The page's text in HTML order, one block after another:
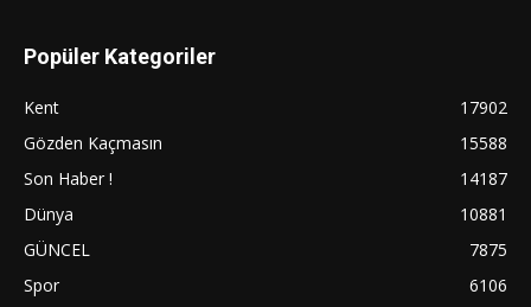
Popüler Kategoriler
Kent
17902
Gözden Kaçmasın
15588
Son Haber !
14187
Dünya
10881
GÜNCEL
7875
Spor
6106